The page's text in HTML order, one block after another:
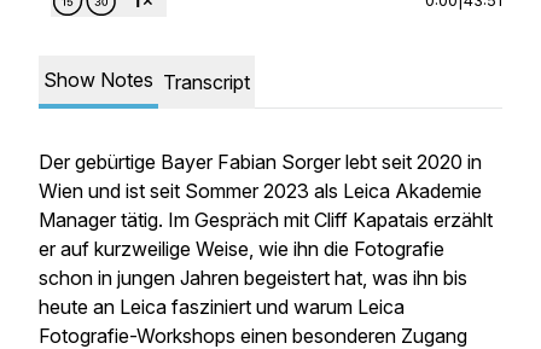
Show Notes Transcript
Der gebürtige Bayer Fabian Sorger lebt seit 2020 in
Wien und ist seit Sommer 2023 als Leica Akademie
Manager tätig. Im Gespräch mit Cliff Kapatais erzählt
er auf kurzweilige Weise, wie ihn die Fotografie
schon in jungen Jahren begeistert hat, was ihn bis
heute an Leica fasziniert und warum Leica
Fotografie-Workshops einen besonderen Zugang